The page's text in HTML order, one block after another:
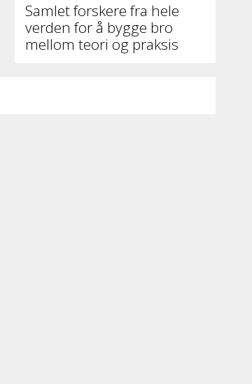
Samlet forskere fra hele
verden for å bygge bro
mellom teori og praksis